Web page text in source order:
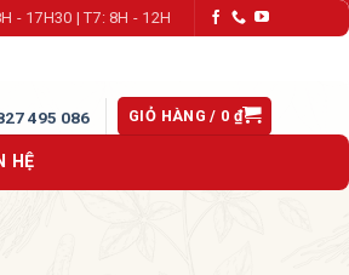
- 17H30 | T7: 8H - 12H
495 086 GIỎ HÀNG / 0₫
HỆ